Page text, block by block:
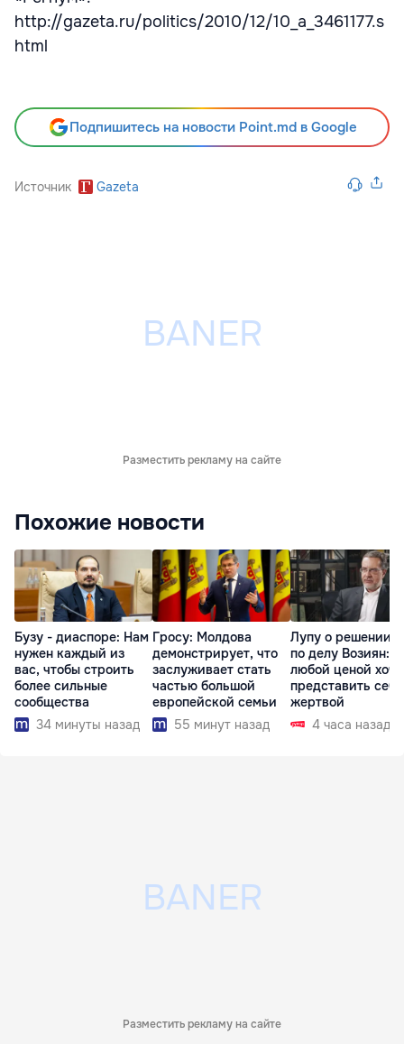
http://gazeta.ru/politics/2010/12/10_a_3461177.s
html
Подпишитесь на новости Point.md в Google
Источник Gazeta
Разместить рекламу на сайте
Похожие новости
Бузу - диаспоре: Нам
нужен каждый из
вас, чтобы строить
более сильные
сообщества
34 минуты назад
Гросу: Молдова
демонстрирует, что
заслуживает стать
частью большой
европейской семьи
55 минут назад
Лупу о решении
по делу Возиян:
любой ценой
представить себя
жертвой
4 часа назад
Разместить рекламу на сайте